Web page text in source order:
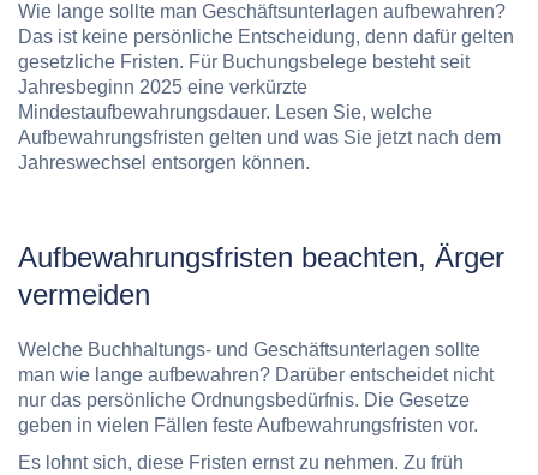
Wie lange sollte man Geschäftsunterlagen aufbewahren?
Das ist keine persönliche Entscheidung, denn dafür gelten
gesetzliche Fristen. Für Buchungsbelege besteht seit
Jahresbeginn 2025 eine verkürzte
Mindestaufbewahrungsdauer. Lesen Sie, welche
Aufbewahrungsfristen gelten und was Sie jetzt nach dem
Jahreswechsel entsorgen können.
Aufbewahrungsfristen beachten, Ärger
vermeiden
Welche Buchhaltungs- und Geschäftsunterlagen sollte
man wie lange aufbewahren? Darüber entscheidet nicht
nur das persönliche Ordnungsbedürfnis. Die Gesetze
geben in vielen Fällen feste Aufbewahrungsfristen vor.
Es lohnt sich, diese Fristen ernst zu nehmen. Zu früh